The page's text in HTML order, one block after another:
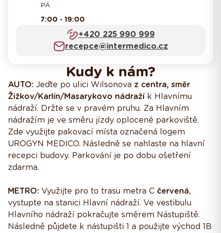
PÁ
7:00 - 19:00
+420 225 990 999
recepce@intermedico.cz
Kudy k nám?
AUTO: Jeďte po ulici Wilsonova z centra, směr
Žižkov/Karlín/Masarykovo nádražík Hlavnímu
nádraží. Držte se v pravém pruhu. Za Hlavním
nádražím je ve směru jízdy oplocené parkoviště.
Zde využijte pakovací místa označená logem
UROGYN MEDICO. Následně se nahlaste na hlavní
recepci budovy. Parkování je po dobu ošetření
zdarma.
METRO: Využijte pro to trasu metra C červená,
vystupte na stanici Hlavní nádraží. Ve vestibulu
Hlavního nádraží pokračujte směrem Nástupiště.
Následně půjdete k nástupišti 1 a použijte východ 1B